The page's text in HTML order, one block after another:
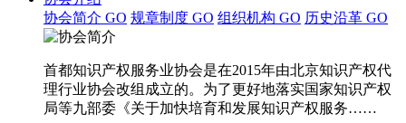
协会简介 GO 规章制度 GO 组织机构 GO 历史沿革 GO
首都知识产权服务业协会是在2015年由北京知识产权代
理行业协会改组成立的。为了更好地落实国家知识产权
局等九部委《关于加快培育和发展知识产权服务……